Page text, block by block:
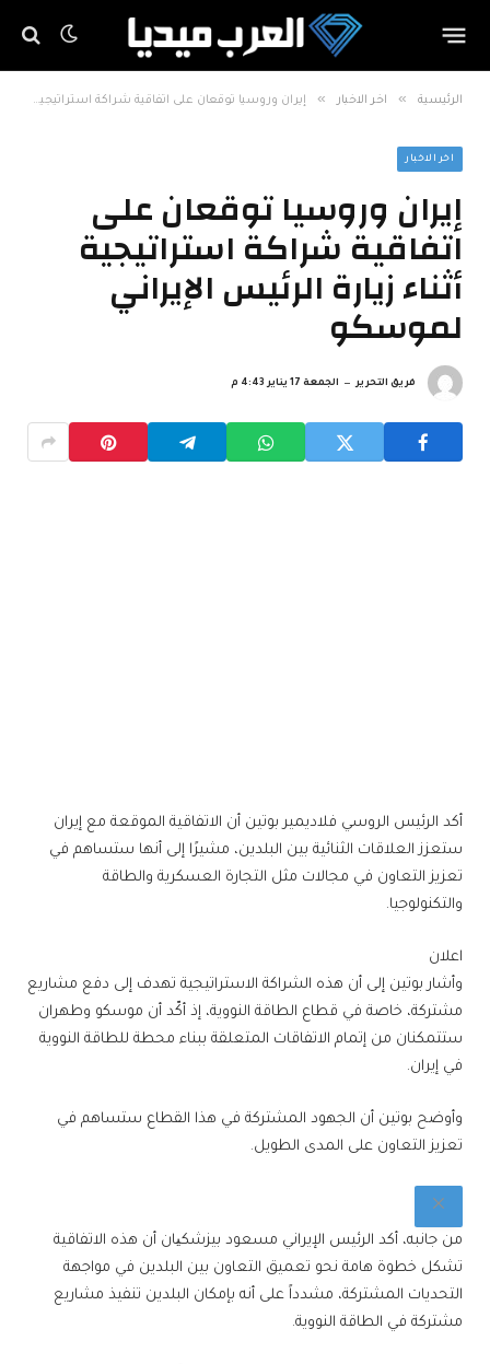
الرئيسية » اخر الاخبار » إيران وروسيا توقعان على اتفاقية شراكة استراتيجية أثناء زيارة الرئيس الإيراني لموسكو
اخر الاخبار
إيران وروسيا توقعان على
اتفاقية شراكة استراتيجية
أثناء زيارة الرئيس الإيراني
لموسكو
فريق التحرير الجمعة 17 يناير 4:43 م
أكد الرئيس الروسي فلاديمير بوتين أن الاتفاقية الموقعة مع إيران
ستعزز العلاقات الثنائية بين البلدين، مشيرًا إلى أنها ستساهم في
تعزيز التعاون في مجالات مثل التجارة العسكرية والطاقة
والتكنولوجيا.
اعلان
وأشار بوتين إلى أن هذه الشراكة الاستراتيجية تهدف إلى دفع مشاريع
مشتركة، خاصة في قطاع الطاقة النووية، إذ أكّد أن موسكو وطهران
ستتمكنان من إتمام الاتفاقات المتعلقة ببناء محطة للطاقة النووية
في إيران.
وأوضح بوتين أن الجهود المشتركة في هذا القطاع ستساهم في
تعزيز التعاون على المدى الطويل.
من جانبه، أكد الرئيس الإيراني مسعود بيزشكیان أن هذه الاتفاقية
تشكل خطوة هامة نحو تعميق التعاون بين البلدين في مواجهة
التحديات المشتركة، مشدداً على أنه بإمكان البلدين تنفيذ مشاريع
مشتركة في الطاقة النووية.